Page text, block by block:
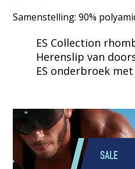
Samenstelling: 90%
ES Collection
Herenslip van
ES onderbroek
SALE